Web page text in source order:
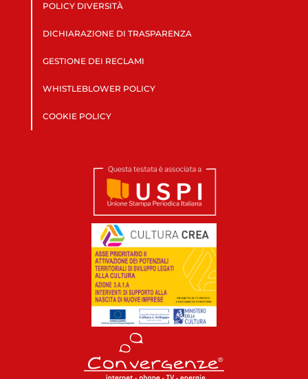
POLICY DIVERSITÀ
DICHIARAZIONE DI TRASPARENZA
GESTIONE DEI RECLAMI
WHISTLEBLOWER POLICY
COOKIE POLICY